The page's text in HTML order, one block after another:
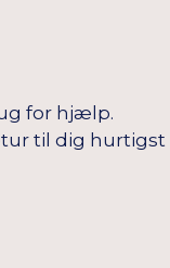
for hjælp.
til dig hurtigst